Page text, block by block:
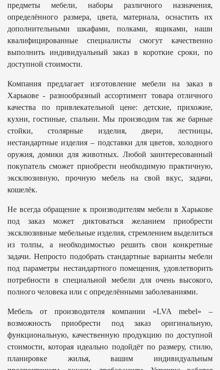
предметы мебели, наборы различного назначения,
определённого размера, цвета, материала, оснастить их
дополнительными шкафами, полками, ящиками, наши
квалифицированные специалисты смогут качественно
выполнить индивидуальный заказ в короткие сроки, по
доступной стоимости.
Компания предлагает изготовление мебели на заказ в
Харькове - разнообразный ассортимент товара отличного
качества по привлекательной цене: детские, прихожие,
кухни, гостиные, спальни. Мы производим так же барные
стойки, столярные изделия, двери, лестницы,
нестандартные изделия – подставки для цветов, холодного
оружия, домики для животных. Любой заинтересованный
покупатель сможет приобрести необходимую практичную,
эксклюзивную, прочную мебель на свой вкус, задачи,
кошелёк.
Не всегда обращение к производителям мебели в Харькове
под заказ может диктоваться желанием приобрести
эксклюзивные мебельные изделия, стремлением выделиться
из толпы, а необходимостью решить свои конкретные
задачи. Непросто подобрать стандартные варианты мебели
под параметры нестандартного помещения, удовлетворить
потребности в специальной мебели для очень высокого,
полного человека или с определёнными заболеваниями.
Мебель от производителя компании «LVA mebel» –
возможность приобрести под заказ оригинальную,
функциональную, качественную продукцию по доступной
стоимости, которая идеально подойдёт по размеру, стилю,
планировке жилья, вашим индивидуальным